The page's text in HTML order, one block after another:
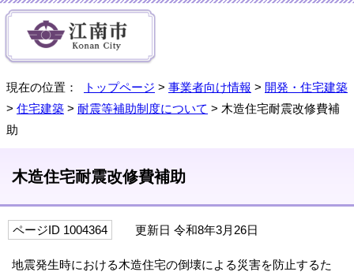
現在の位置： トップページ > 事業者向け情報 > 開発・住宅建築
> 住宅建築 > 耐震等補助制度について > 木造住宅耐震改修費補
助
木造住宅耐震改修費補助
ページID 1004364 更新日 令和8年3月26日
地震発生時における木造住宅の倒壊による災害を防止するた